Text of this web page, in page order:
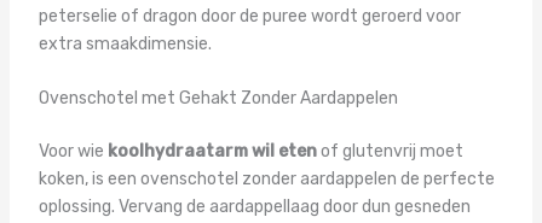
peterselie of dragon door de puree wordt geroerd voor
extra smaakdimensie.
Ovenschotel met Gehakt Zonder Aardappelen
Voor wie koolhydraatarm wil etenof glutenvrij moet
koken, is een ovenschotel zonder aardappelen de perfecte
oplossing. Vervang de aardappellaag door dun gesneden